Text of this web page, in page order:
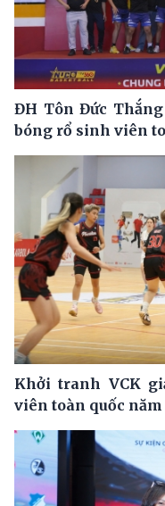
ĐH Tôn Đức
bóng rổ sinh viên
Khởi tranh VCK
viên toàn quốc năm